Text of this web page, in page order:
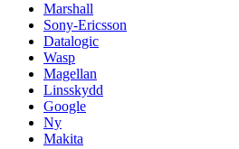
Marshall
Sony-Ericsson
Datalogic
Wasp
Magellan
Linsskydd
Google
Ny
Makita